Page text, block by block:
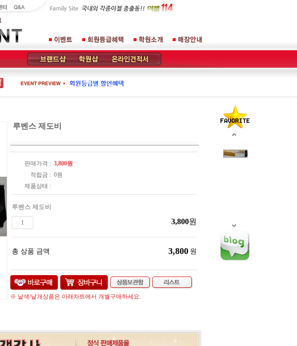
루벤스 제도비
판매가격 : 3,800원
적립금 : 0원
제품상태 :
루벤스 제도비
3,800원
총 상품 금액 3,800 원
※ 낱색/낱개상품은 아래차트에서 개별구매하세요.